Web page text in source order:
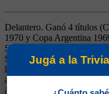
Delantero. Ganó 4 títulos
1970 y Copa Argentina
Selección, debutando ante
Surgido de las Inferiores.
la filial de Boca. Veloz y de
arranques espectaculares y
ángulo o irse a la tribuna.
Jugá a la